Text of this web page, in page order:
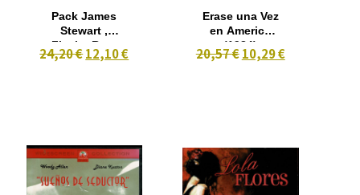
Pack James
Stewart ,
Flecha Rota
(1950) , Bahia
24,20 €12,10 €
Erase una Vez
en America
(1984)
20,57 € 10,29 €